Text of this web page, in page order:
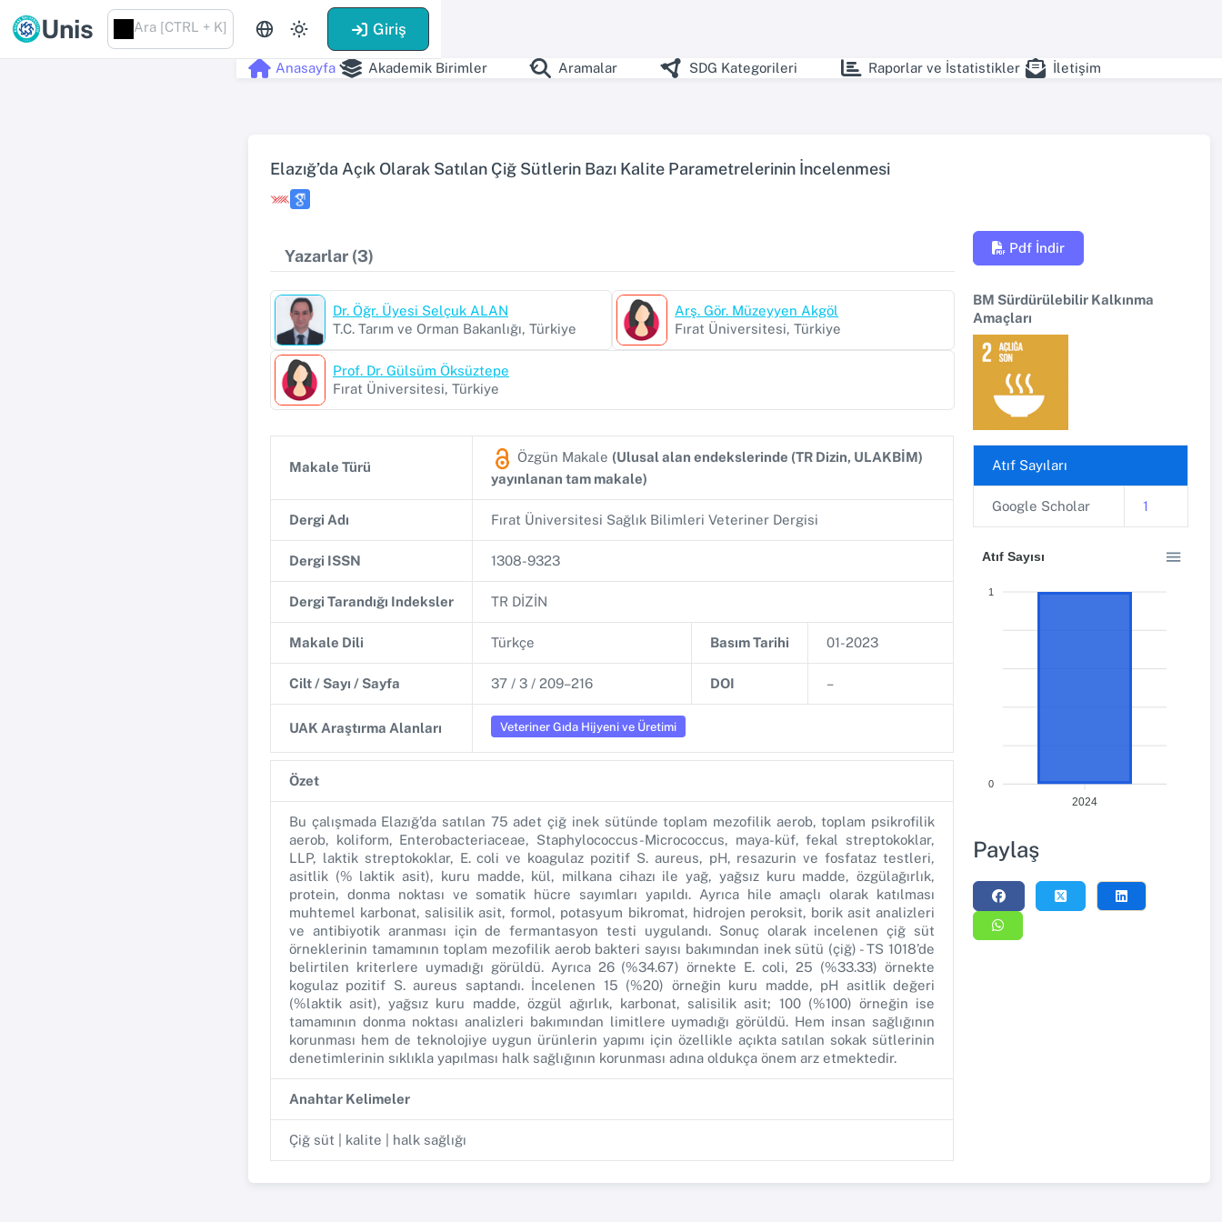
Unis Ara [CTRL + K] Giriş
Anasayfa Akademik Birimler Aramalar SDG Kategorileri Raporlar ve İstatistikler İletişim
Elazığ’da Açık Olarak Satılan Çiğ Sütlerin Bazı Kalite Parametrelerinin İncelenmesi
Yazarlar (3)
Dr. Öğr. Üyesi Selçuk ALAN
T.C. Tarım ve Orman Bakanlığı, Türkiye
Arş. Gör. Müzeyyen Akgöl
Fırat Üniversitesi, Türkiye
Prof. Dr. Gülsüm Öksüztepe
Fırat Üniversitesi, Türkiye
Makale Türü
Özgün Makale (Ulusal alan endekslerinde (TR Dizin, ULAKBİM)
yayınlanan tam makale)
Dergi Adı Fırat Üniversitesi Sağlık Bilimleri Veteriner Dergisi
Dergi ISSN 1308-9323
Dergi Tarandığı Indeksler TR DİZİN
Makale Dili Türkçe Basım Tarihi 01-2023
Cilt / Sayı / Sayfa 37 / 3 / 209–216 DOI –
UAK Araştırma Alanları Veteriner Gıda Hijyeni ve Üretimi
Özet
Bu çalışmada Elazığ’da satılan 75 adet çiğ inek sütünde toplam mezofilik aerob, toplam psikrofilik
aerob, koliform, Enterobacteriaceae, Staphylococcus-Micrococcus, maya-küf, fekal streptokoklar,
LLP, laktik streptokoklar, E. coli ve koagulaz pozitif S. aureus, pH, resazurin ve fosfataz testleri,
asitlik (% laktik asit), kuru madde, kül, milkana cihazı ile yağ, yağsız kuru madde, özgülağırlık,
protein, donma noktası ve somatik hücre sayımları yapıldı. Ayrıca hile amaçlı olarak katılması
muhtemel karbonat, salisilik asit, formol, potasyum bikromat, hidrojen peroksit, borik asit analizleri
ve antibiyotik aranması için de fermantasyon testi uygulandı. Sonuç olarak incelenen çiğ süt
örneklerinin tamamının toplam mezofilik aerob bakteri sayısı bakımından inek sütü (çiğ) - TS 1018’de
belirtilen kriterlere uymadığı görüldü. Ayrıca 26 (%34.67) örnekte E. coli, 25 (%33.33) örnekte
kogulaz pozitif S. aureus saptandı. İncelenen 15 (%20) örneğin kuru madde, pH asitlik değeri
(%laktik asit), yağsız kuru madde, özgül ağırlık, karbonat, salisilik asit; 100 (%100) örneğin ise
tamamının donma noktası analizleri bakımından limitlere uymadığı görüldü. Hem insan sağlığının
korunması hem de teknolojiye uygun ürünlerin yapımı için özellikle açıkta satılan sokak sütlerinin
denetimlerinin sıklıkla yapılması halk sağlığının korunması adına oldukça önem arz etmektedir.
Anahtar Kelimeler
Çiğ süt | kalite | halk sağlığı
Pdf İndir
BM Sürdürülebilir Kalkınma
Amaçları
Atıf Sayıları
Google Scholar 1
Atıf Sayısı
1
0
2024
Paylaş